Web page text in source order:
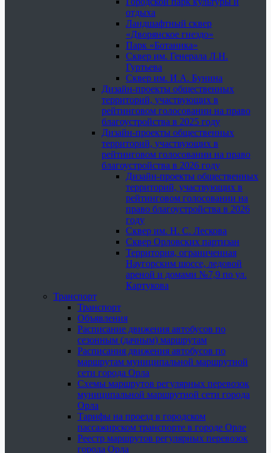
отдыха
Ландшафтный сквер
«Дворянское гнездо»
Парк «Ботаника»
Сквер им. Генерала Л.Н.
Гуртьева
Сквер им. И.А. Бунина
Дизайн-проекты общественных
территорий, участвующих в
рейтинговом голосовании на право
благоустройства в 2025 году
Дизайн-проекты общественных
территорий, участвующих в
рейтинговом голосовании на право
благоустройства в 2026 году
Дизайн-проекты общественных
территорий, участвующих в
рейтинговом голосовании на
право благоустройства в 2026
году
Сквер им. Н. С. Лескова
Сквер Орловских партизан
Территория, ограниченная
Наугорским шоссе, ледовой
ареной и домами №7,9 по ул.
Картукова
Транспорт
Транспорт
Объявления
Расписание движения автобусов по
сезонным (дачным) маршрутам
Расписания движения автобусов по
маршрутам муниципальной маршрутной
сети города Орла
Схемы маршрутов регулярных перевозок
муниципальной маршрутной сети города
Орла
Тарифы на проезд в городском
пассажирском транспорте в городе Орле
Реестр маршрутов регулярных перевозок
города Орла